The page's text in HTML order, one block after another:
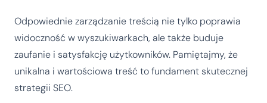
Odpowiednie zarządzanie treścią nie tylko poprawia
widoczność w wyszukiwarkach, ale także buduje
zaufanie i satysfakcję użytkowników. Pamiętajmy, że
unikalna i wartościowa treść to fundament skutecznej
strategii SEO.